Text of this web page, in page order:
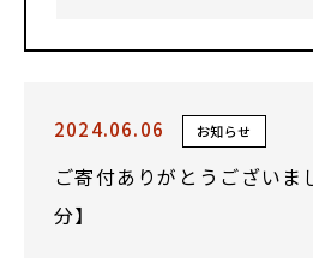
2024.06.06 お知らせ
ご寄付ありがとうございま
分】